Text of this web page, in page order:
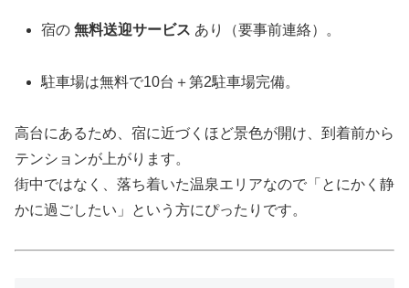
宿の無料送迎サービス あり（要事前連絡）。
駐車場は無料で10台＋第2駐車場完備。
高台にあるため、宿に近づくほど景色が開け、到着前から
テンションが上がります。
街中ではなく、落ち着いた温泉エリアなので「とにかく静
かに過ごしたい」という方にぴったりです。